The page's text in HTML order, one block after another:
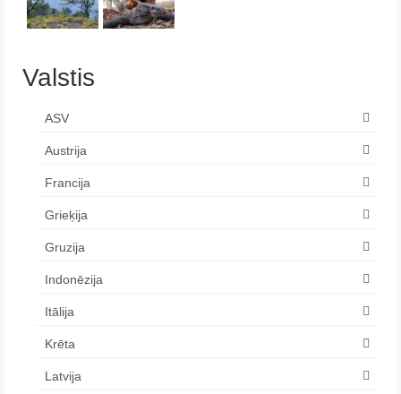
Valstis
ASV
Austrija
Francija
Grieķija
Gruzija
Indonēzija
Itālija
Krēta
Latvija